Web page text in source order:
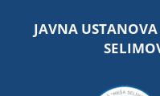
JAVNA